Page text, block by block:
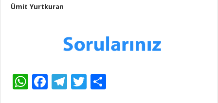
Ümit Yurtkuran
W F
T
T